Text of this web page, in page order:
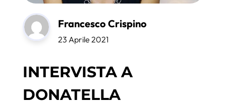
Francesco Crispino
23 Aprile 2021
INTERVISTA A
DONATELLA